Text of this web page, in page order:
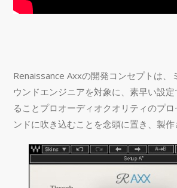
Renaissance Axxの開発コンセプトは、
ウンドエンジニアを対象に、素早い設
ることプロオーディオクオリティのプ
ンドに吹き込むことを念頭に置き、製作